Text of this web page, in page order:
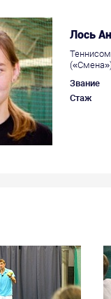
Лось
Звание
Стаж